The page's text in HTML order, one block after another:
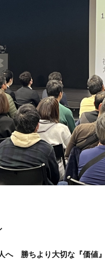
へ 勝ちより大切な『価値